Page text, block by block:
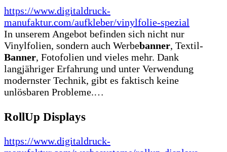
https://www.digitaldruck-
manufaktur.com/aufkleber/vinylfolie-spezial
In unserem Angebot befinden sich nicht nur
Vinylfolien, sondern auch Werbebanner, Textil-
Banner, Fotofolien und vieles mehr. Dank
langjähriger Erfahrung und unter Verwendung
modernster Technik, gibt es faktisch keine
unlösbaren Probleme.…
RollUp Displays
https://www.digitaldruck-